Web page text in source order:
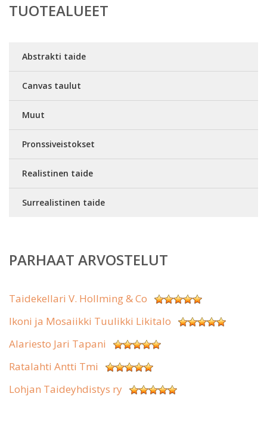
TUOTEALUEET
Abstrakti taide
Canvas taulut
Muut
Pronssiveistokset
Realistinen taide
Surrealistinen taide
PARHAAT ARVOSTELUT
Taidekellari V. Hollming & Co
Ikoni ja Mosaiikki Tuulikki Likitalo
Alariesto Jari Tapani
Ratalahti Antti Tmi
Lohjan Taideyhdistys ry